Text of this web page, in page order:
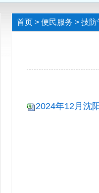
首页 > 便民服务 > 技防
2024年12月沈